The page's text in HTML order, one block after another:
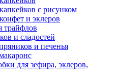
с рисунком
и эклеров
трайфлов
и сладостей
и печенья
для зефира, эклеров,